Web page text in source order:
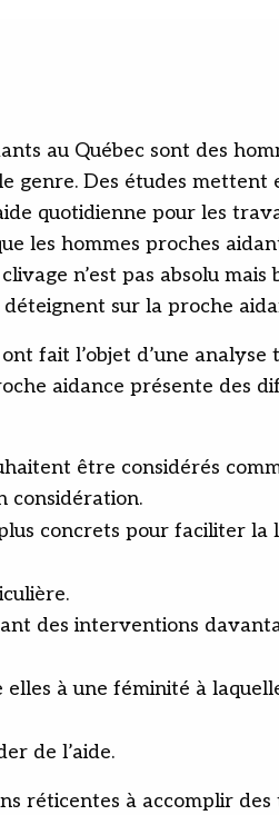
au Québec sont des
genre. Des études
quotidienne pour les
les hommes proches
n’est pas absolu mais
sur la proche
fait l’objet d’une analyse
aidance présente des
être considérés
considération.
concrets pour faciliter la
des interventions
elles à une féminité à
de l’aide.
réticentes à accomplir des